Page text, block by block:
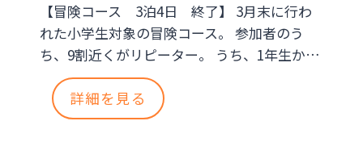
キ
ャ
ン
プ
【冒険コース 3泊4日 終了】 3月末に行わ
れた小学生対象の冒険コース。 参加者のう
ち、9割近くがリピーター。 うち、1年生か…
詳細を見る